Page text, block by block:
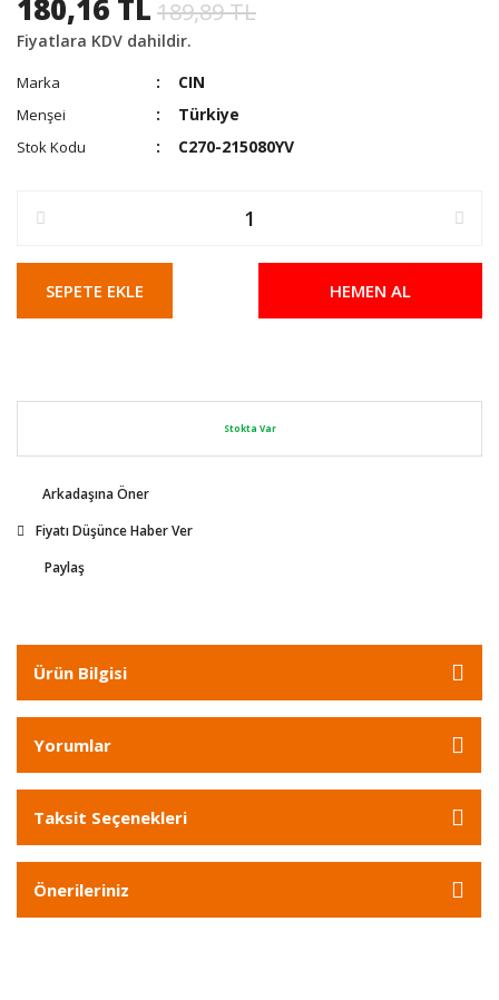
180,16 TL 189,89 TL
Fiyatlara KDV dahildir.
Marka CIN
Menşei Türkiye
Stok Kodu C270-215080YV
SEPETE EKLE HEMEN AL
Stokta Var
Arkadaşına Öner
Fiyatı Düşünce Haber Ver
Paylaş
Ürün Bilgisi
Yorumlar
Taksit Seçenekleri
Önerileriniz